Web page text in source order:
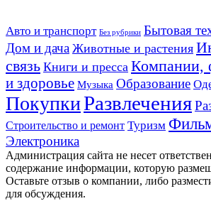
Авто и транспорт Без рубрики Бытовая
Дом и дача Животные и растения
связь Книги и пресса Компании,
и здоровье Музыка Образование
ПокупкиРазвлечения
Строительство и ремонт Туризм
Электроника
Администрация сайта не несет
содержание информации, которую
Оставьте отзыв о компании, либо
для обсуждения.